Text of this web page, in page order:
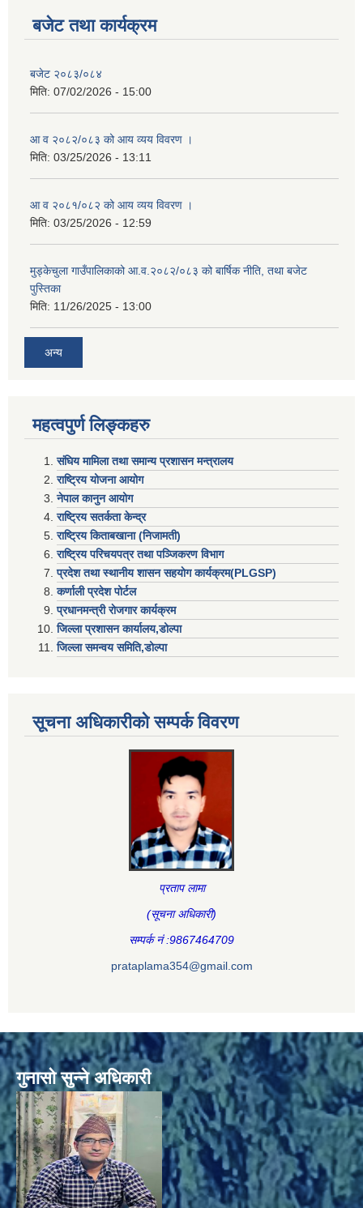
बजेट तथा कार्यक्रम
बजेट २०८३/०८४
मिति: 07/02/2026 - 15:00
आ व २०८२/०८३ को आय व्यय विवरण ।
मिति: 03/25/2026 - 13:11
आ व २०८१/०८२ को आय व्यय विवरण ।
मिति: 03/25/2026 - 12:59
मुड्केचुला गाउँपालिकाको आ.व.२०८२/०८३ को बार्षिक नीति, तथा बजेट
पुस्तिका
मिति: 11/26/2025 - 13:00
अन्य
महत्वपुर्ण लिङ्कहरु
संघिय मामिला तथा समान्य प्रशासन मन्त्रालय
राष्ट्रिय योजना आयोग
नेपाल कानुन आयोग
राष्ट्रिय सतर्कता केन्द्र
राष्ट्रिय किताबखाना (निजामती)
राष्ट्रिय परिचयपत्र तथा पञ्जिकरण विभाग
प्रदेश तथा स्थानीय शासन सहयाेग कार्यक्रम(PLGSP)
कर्णाली प्रदेश पोर्टल
प्रधानमन्त्री राेजगार कार्यक्रम
जिल्ला प्रशासन कार्यालय,डोल्पा
जिल्ला समन्वय समिति,डोल्प
सूचना अधिकारीकाे सम्पर्क विवरण
प्रताप लामा
(सूचना अधिकारी)
सम्पर्क नं :9867464709
prataplama354@gmail.com
गुनासो सुन्ने अधिकारी